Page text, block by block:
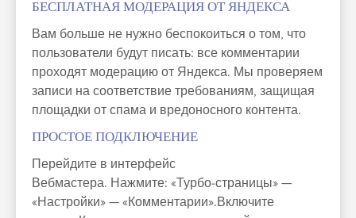
БЕСПЛАТНАЯ МОДЕРАЦИЯ ОТ ЯНДЕКСА
Вам больше не нужно беспокоиться о том, что
пользователи будут писать: все комментарии
проходят модерацию от Яндекса. Мы проверяем
записи на соответствие требованиям, защищая
площадки от спама и вредоносного контента.
ПРОСТОЕ ПОДКЛЮЧЕНИЕ
Перейдите в интерфейс
Вебмастера. Нажмите: «Турбо‑страницы» —
«Настройки» — «Комментарии».Включите